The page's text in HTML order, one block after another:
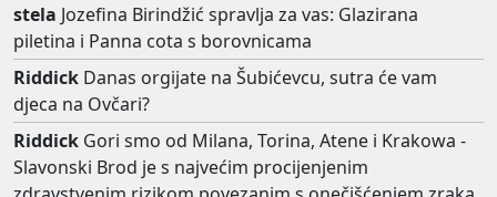
stela Jozefina Birindžić spravlja za vas: Glazirana
piletina i Panna cota s borovnicama
Riddick Danas orgijate na Šubićevcu, sutra će vam
djeca na Ovčari?
Riddick Gori smo od Milana, Torina, Atene i Krakowa -
Slavonski Brod je s najvećim procijenjenim